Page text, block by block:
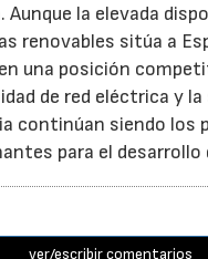
Aunque la elevada
renovables sitúa a
una posición
de red eléctrica y la
continúan siendo los
para el desarrollo
ver/escribir comentarios